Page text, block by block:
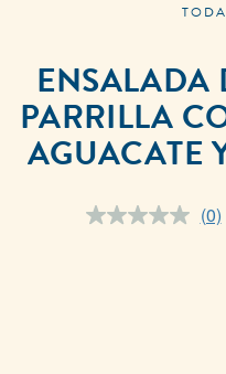
ENSALADA
PARRILLA
AGUACATE
Sin
(0)